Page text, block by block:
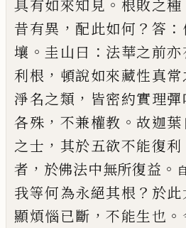
具有如來知見 。 根敗之種
昔有異 ， 配此如何 ？ 答 ：
壤 。 圭山曰 ： 法華之前亦
利根 ， 頓說如來藏性真常
淨名之類 ， 皆密約實理彈
各殊 ， 不兼權教 。故迦葉
之士 ， 其於五欲不能復利
者 ， 於佛法中無所復益 。
我等何為永絕其根 ？ 於此
顯煩惱已斷 ，不能生也 。